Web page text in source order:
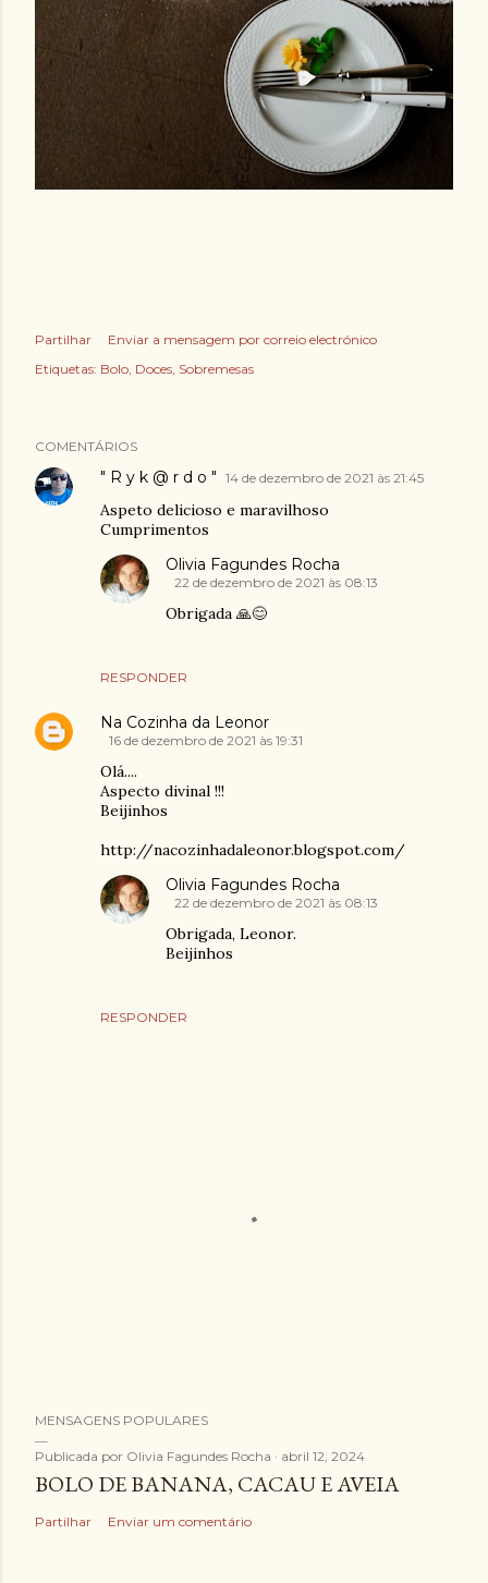
Partilhar
Enviar a mensagem por correio electrónico
Etiquetas: Bolo Doces Sobremesas
COMENTÁRIOS
" R y k @ r d o " 14 de dezembro de 2021 às 21:45
Aspeto delicioso e maravilhoso
Cumprimentos
RESPONDER
Olivia Fagundes Rocha
22 de dezembro de 2021 às 08:13
Obrigada 🙏😊
Na Cozinha da Leonor
16 de dezembro de 2021 às 19:31
Olá....
Aspecto divinal !!!
Beijinhos
http://nacozinhadaleonor.blogspot.com/
RESPONDER
Olivia Fagundes Rocha
22 de dezembro de 2021 às 08:13
Obrigada, Leonor.
Beijinhos
n
v
i
a
MENSAGENS POPULARES
Publicada por Olivia Fagundes Rocha abril 12, 2024
BOLO DE BANANA, CACAU E AVEIA
Partilhar Enviar um comentário